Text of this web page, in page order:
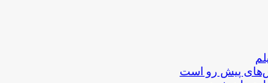
پیش رو است